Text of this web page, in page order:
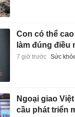
Con có thể
làm đúng điều
7 giờ trước Sức
Ngoại giao
cầu phát triển